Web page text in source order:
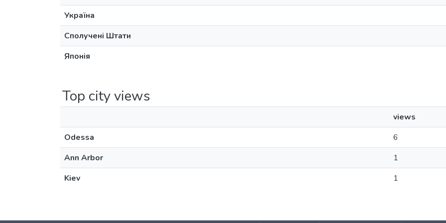
Україна
Сполучені Штати
Японія
Top city views
views
Odessa
6
Ann Arbor
1
Kiev
1